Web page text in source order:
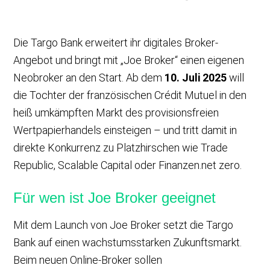
Die Targo Bank erweitert ihr digitales Broker-
Angebot und bringt mit „Joe Broker“ einen eigenen
Neobroker an den Start. Ab dem 10. Juli 2025will
die Tochter der französischen Crédit Mutuel in den
heiß umkämpften Markt des provisionsfreien
Wertpapierhandels einsteigen – und tritt damit in
direkte Konkurrenz zu Platzhirschen wie Trade
Republic, Scalable Capital oder Finanzen.net zero.
Für wen ist Joe Broker geeignet
Mit dem Launch von Joe Broker setzt die Targo
Bank auf einen wachstumsstarken Zukunftsmarkt.
Beim neuen Online-Broker sollen